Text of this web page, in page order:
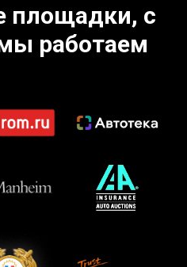
площадки, с
работаем